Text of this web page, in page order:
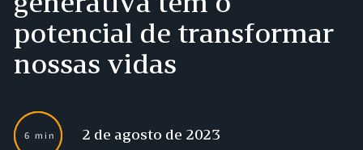
potencial de transformar
nossas vidas
6 min 2 de agosto de 2023